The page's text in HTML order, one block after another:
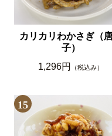
カリカリわかさぎ（
子）
1,296円
（税込み）
15